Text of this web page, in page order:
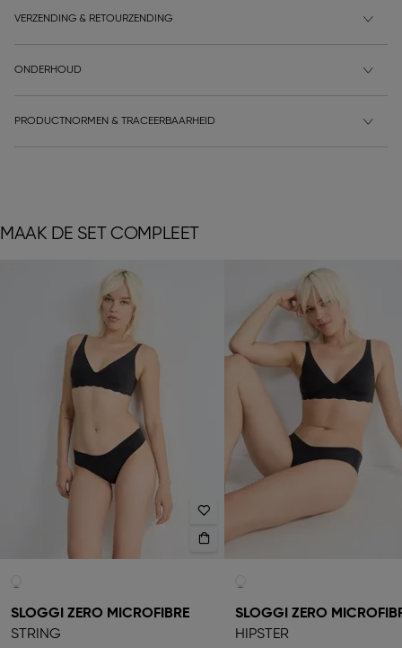
VERZENDING & RETOURZENDING
ONDERHOUD
PRODUCTNORMEN & TRACEERBAARHEID
MAAK DE SET COMPLEET
SLOGGI ZERO MICROFIBRE
STRING
SLOGGI ZERO
HIPSTER